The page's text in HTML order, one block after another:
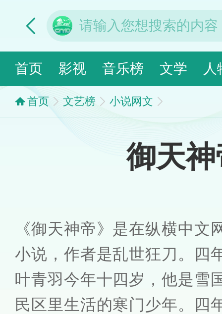
首页 影视 音乐榜 文学 人
首页 文艺榜 小说网文
御天
《御天神帝》是在纵横中文
小说，作者是乱世狂刀。四
叶青羽今年十四岁，他是雪
民区里生活的寒门少年。四